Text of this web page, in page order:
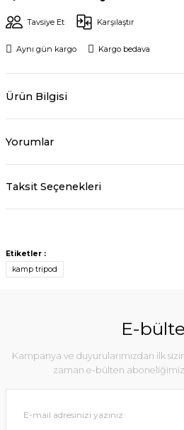
Tavsiye Et Karşılaştır
Aynı gün kargo Kargo bedava
Ürün Bilgisi
Yorumlar
Taksit Seçenekleri
Etiketler :
kamp tripod
E-
Kampanya ve duyurularımızdan ilk
zaman e-bülten